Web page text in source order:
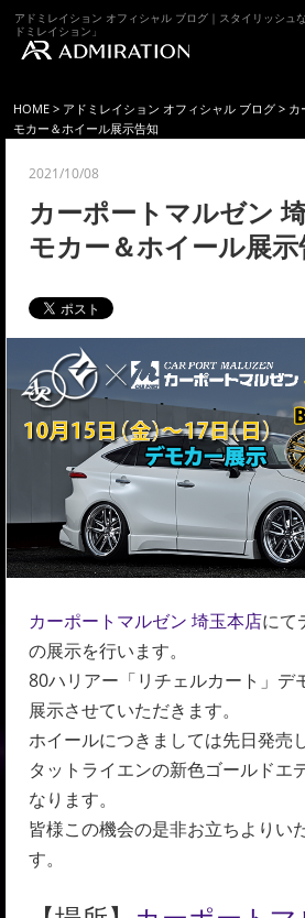
アドミレイション オフィシャル ブログ｜スタイリッシュ
ドミレイション」
HOME > アドミレイション オフィシャル ブログ > カ
モカー＆ホイール展示告知
2021/10/08
カーポートマルゼン
モカー＆ホイール展示
カーポートマルゼン 埼玉本店にて
の展示を行います。
80ハリアー「リチェルカート」デ
展示させていただきます。
ホイールにつきましては先日発売
タットライエンの新色ゴールドエ
なります。
皆様この機会の是非お立ちよりい
す。